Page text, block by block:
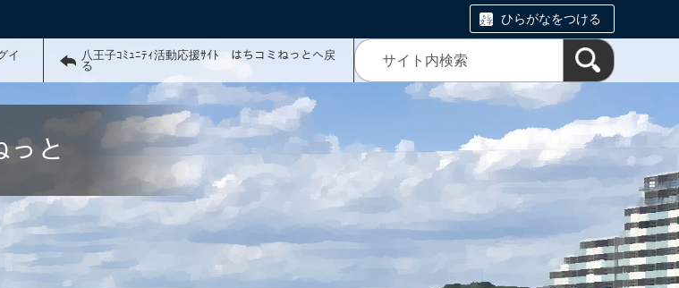
ひらがなをつける
イ
八王子ｺﾐｭﾆﾃｨ活動応援ｻｲﾄ はちコミねっとへ戻
る
っと